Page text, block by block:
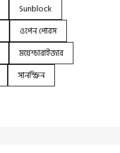
Sunblock
ওপেন পোরস
ময়েশ্চারাইজার
সানস্ক্রিন